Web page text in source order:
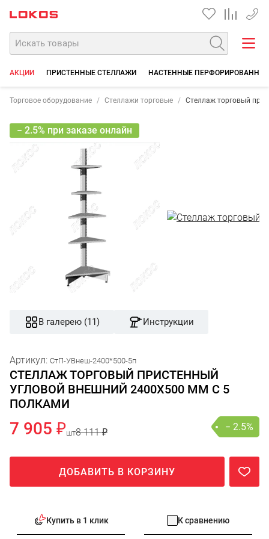
+7
АКЦИИ ПРИСТЕННЫЕ СТЕЛЛАЖИ НАСТЕННЫЕ
Торговое оборудование Стеллажи торговые Стеллаж торговый
− 2.5% при заказе онлайн
В галерею (11) Инструкции
Артикул: СтП-УВнеш-2400*500-5п
СТЕЛЛАЖ ТОРГОВЫЙ ПРИСТЕННЫЙ
УГЛОВОЙ ВНЕШНИЙ 2400Х500 ММ С 5
ПОЛКАМИ
7 905 ₽шт8 111 ₽ − 2.5%
ДОБАВИТЬ В КОРЗИНУ
Купить в 1 клик К сравнению